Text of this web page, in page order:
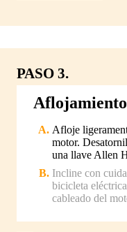
PASO 3.
Afloje
motor.
una llave Allen
Incline con
bicicleta
cableado del